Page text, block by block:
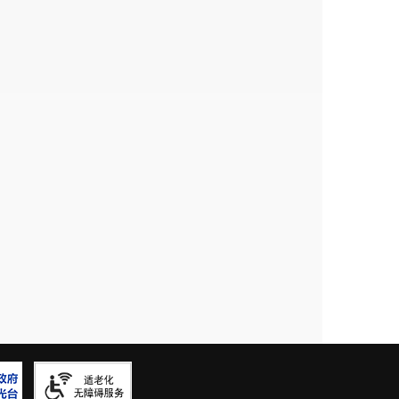
鼓励学生通过参与、体验、实践和动手制
和配备，加大科学教育活动和资源向农村